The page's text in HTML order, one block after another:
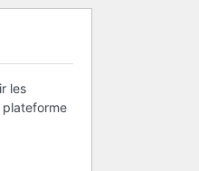
les
plateforme